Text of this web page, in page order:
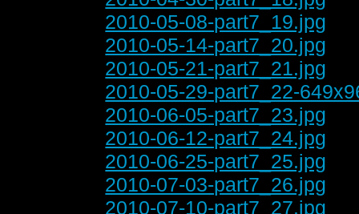
2010-05-08-part7_19.jpg
2010-05-14-part7_20.jpg
2010-05-21-part7_21.jpg
2010-05-29-part7_22-
2010-06-05-part7_23.jpg
2010-06-12-part7_24.jpg
2010-06-25-part7_25.jpg
2010-07-03-part7_26.jpg
2010-07-10-part7_27.jpg